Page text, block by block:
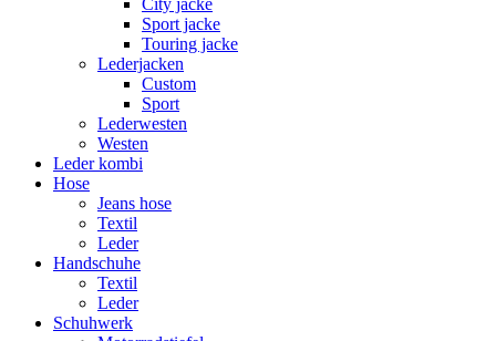
City jacke
Sport jacke
Touring jacke
Lederjacken
Custom
Sport
Lederwesten
Westen
Leder kombi
Hose
Jeans hose
Textil
Leder
Handschuhe
Textil
Leder
Schuhwerk